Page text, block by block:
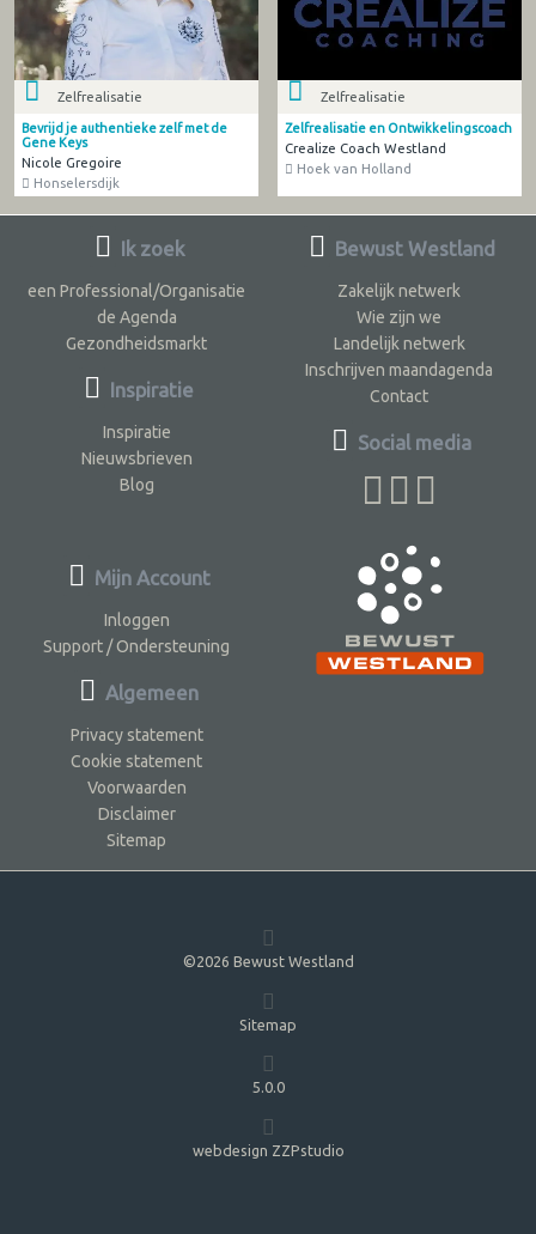
Zelfrealisatie
Bevrijd je authentieke zelf met de
Gene Keys
Nicole Gregoire
Honselersdijk
Zelfrealisatie
Zelfrealisatie en Ontwikkelingscoach
Crealize Coach Westland
Hoek van Holland
Ik zoek
een Professional/Organisatie
de Agenda
Gezondheidsmarkt
Inspiratie
Inspiratie
Nieuwsbrieven
Blog
Bewust Westland
Zakelijk netwerk
Wie zijn we
Landelijk netwerk
Inschrijven maandagenda
Contact
Social media
Mijn Account
Inloggen
Support / Ondersteuning
Algemeen
Privacy statement
Cookie statement
Voorwaarden
Disclaimer
Sitemap
©2026 Bewust Westland
Sitemap
5.0.0
webdesign ZZPstudio